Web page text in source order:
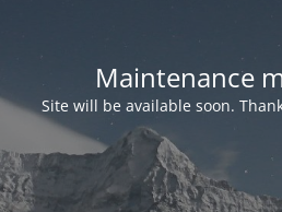
Maintenance
Site will be available soon.